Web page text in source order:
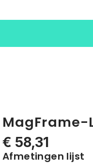
MagFrame-
€ 58,31
Afmetingen lijst